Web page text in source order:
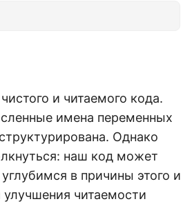
и читаемого кода.
имена переменных
Однако
наш код может
в причины этого и
читаемости